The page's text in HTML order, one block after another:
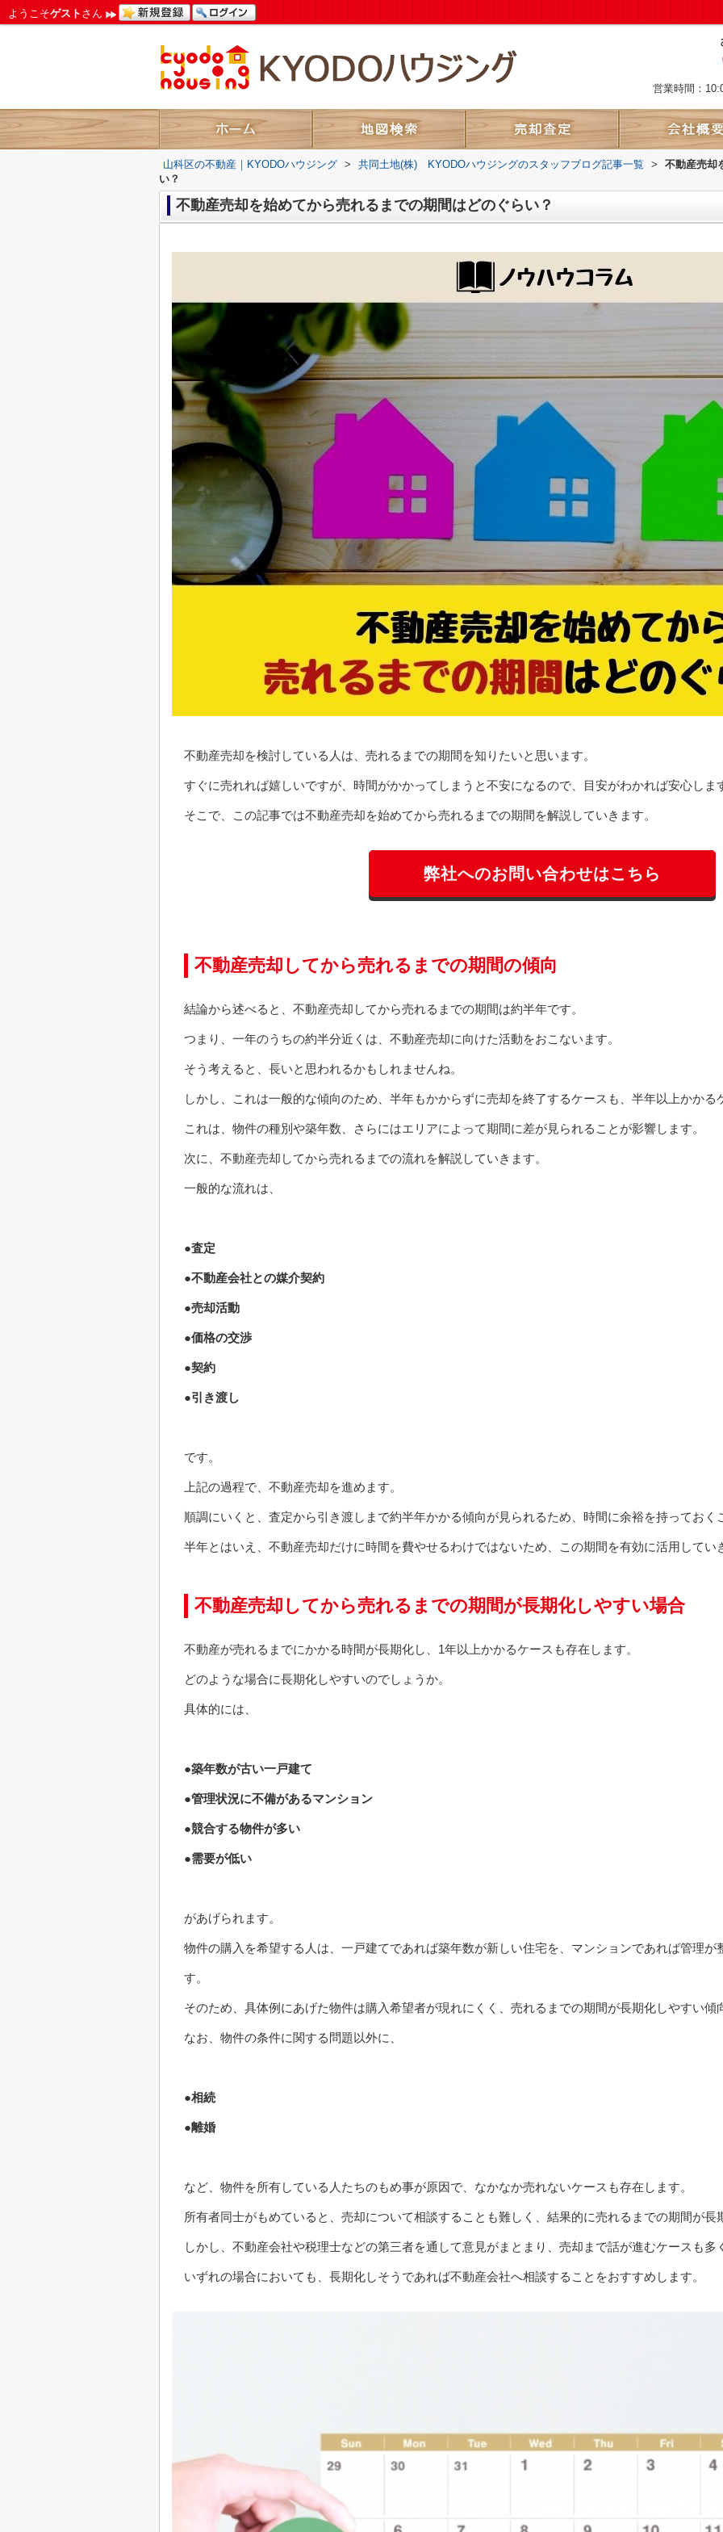
ようこそゲストさん
営業時間：
山科区の不動産｜KYODOハウジング > 共同土地(株) KYODOハウジングのスタッフブログ記事一覧 >
不動産売却
い？
不動産売却を始めてから売れるまでの期間はどのぐらい？
不動産売却を検討している人は、売れるまでの期間を知りたいと思います。
すぐに売れれば嬉しいですが、時間がかかってしまうと不安になるので、目安がわかれば安心しま
そこで、この記事では不動産売却を始めてから売れるまでの期間を解説していきます。
弊社へのお問い合わせはこちら
不動産売却してから売れるまでの期間の傾向
結論から述べると、不動産売却してから売れるまでの期間は約半年です。
つまり、一年のうちの約半分近くは、不動産売却に向けた活動をおこないます。
そう考えると、長いと思われるかもしれませんね。
しかし、これは一般的な傾向のため、半年もかからずに売却を終了するケースも、半年以上かかる
これは、物件の種別や築年数、さらにはエリアによって期間に差が見られることが影響します。
次に、不動産売却してから売れるまでの流れを解説していきます。
一般的な流れは、
●査定
●不動産会社との媒介契約
●売却活動
●価格の交渉
●契約
●引き渡し
です。
上記の過程で、不動産売却を進めます。
順調にいくと、査定から引き渡しまで約半年かかる傾向が見られるため、時間に余裕を持っておく
半年とはいえ、不動産売却だけに時間を費やせるわけではないため、この期間を有効に活用してい
不動産売却してから売れるまでの期間が長期化しやすい場合
不動産が売れるまでにかかる時間が長期化し、1年以上かかるケースも存在します。
どのような場合に長期化しやすいのでしょうか。
具体的には、
●築年数が古い一戸建て
●管理状況に不備があるマンション
●競合する物件が多い
●需要が低い
があげられます。
物件の購入を希望する人は、一戸建てであれば築年数が新しい住宅を、マンションであれば管理が
す。
そのため、具体例にあげた物件は購入希望者が現れにくく、売れるまでの期間が長期化しやすい傾
なお、物件の条件に関する問題以外に、
●相続
●離婚
など、物件を所有している人たちのもめ事が原因で、なかなか売れないケースも存在します。
所有者同士がもめていると、売却について相談することも難しく、結果的に売れるまでの期間が長
しかし、不動産会社や税理士などの第三者を通して意見がまとまり、売却まで話が進むケースも多
いずれの場合においても、長期化しそうであれば不動産会社へ相談することをおすすめします。